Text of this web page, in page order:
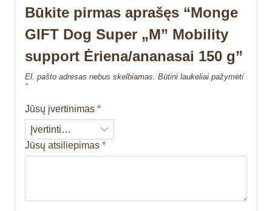
Būkite pirmas aprašęs “Monge
GIFT Dog Super „M” Mobility
support Ėriena/ananasai 150 g”
El. pašto adresas nebus skelbiamas. Būtini laukeliai pažymėti
*
Jūsų įvertinimas *
Jūsų atsiliepimas *